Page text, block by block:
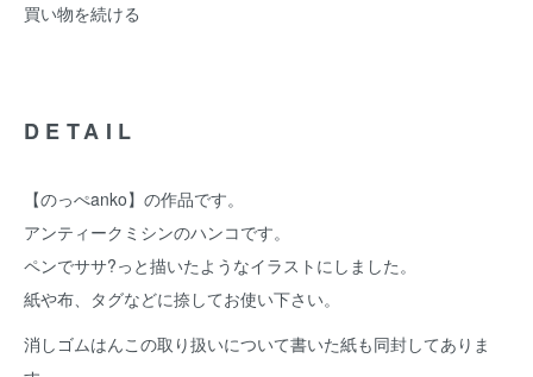
買い物を続ける
DETAIL
【のっぺanko】の作品です。
アンティークミシンのハンコです。
ペンでササ?っと描いたようなイラストにしました。
紙や布、タグなどに捺してお使い下さい。
消しゴムはんこの取り扱いについて書いた紙も同封してありま